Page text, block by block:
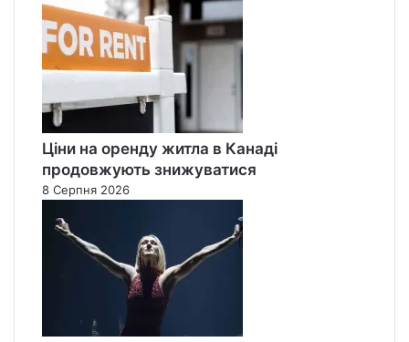
Ціни на оренду житла в Канаді
продовжують знижуватися
8 Серпня 2026